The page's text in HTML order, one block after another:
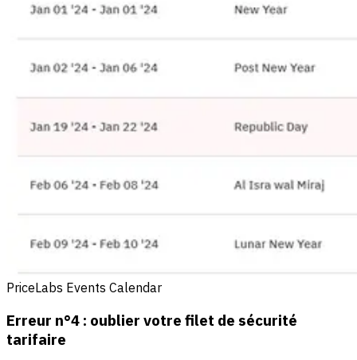
PriceLabs Events Calendar
Erreur n°4 : oublier votre filet de sécurité
tarifaire